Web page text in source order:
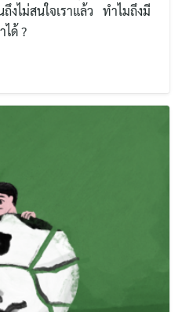
ไม่สนใจเราแล้ว ทำไมถึงมี
ได้ ?